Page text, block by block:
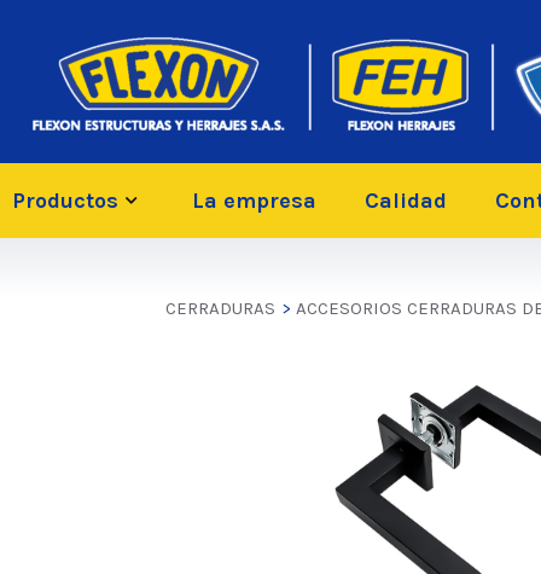
Productos La empresa Calidad
CERRADURAS > ACCESORIOS CERRADURAS